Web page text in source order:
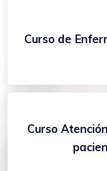
Curso de
Curso